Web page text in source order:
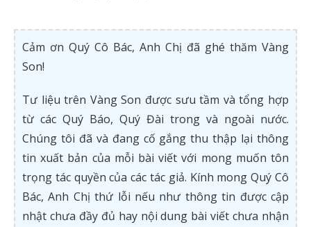
Cảm ơn Quý Cô Bác, Anh Chị đã ghé thăm Vàng
Son!
Tư liệu trên Vàng Son được sưu tầm và tổng hợp
từ các Quý Báo, Quý Đài trong và ngoài nước.
Chúng tôi đã và đang cố gắng thu thập lại thông
tin xuất bản của mỗi bài viết với mong muốn tôn
trọng tác quyền của các tác giả. Kính mong Quý Cô
Bác, Anh Chị thứ lỗi nếu như thông tin được cập
nhật chưa đầy đủ hay nội dung bài viết chưa nhận